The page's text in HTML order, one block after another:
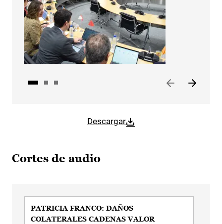
Descargar
Cortes de audio
PATRICIA FRANCO: DAÑOS
COLATERALES CADENAS VALOR